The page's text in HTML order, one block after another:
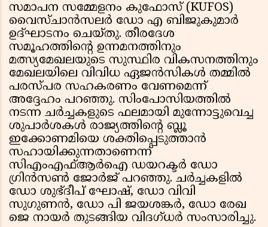
സമാപന സമ്മേളനം കുഫോസ് (KUFOS)
വൈസ്ചാൻസലർ ഡോ എ ബിജുകുമാർ
ഉദ്ഘാടനം ചെയ്തു. തീരദേശ
സമൂഹത്തിൻ്റെ ഉന്നമനത്തിനും
മത്സ്യമേഖലയുടെ സുസ്ഥിര വികസനത്തിനും
മേഖലയിലെ വിവിധ ഏജൻസികൾ തമ്മിൽ
പരസ്പര സഹകരണം വേണമെന്ന്
അദ്ദേഹം പറഞ്ഞു. സിംപോസിയത്തില്‍
നടന്ന ചർച്ചകളുടെ ഫലമായി മുന്നോട്ടുവെച്ച
ശുപാർശകൾ രാജ്യത്തിൻ്റെ ബ്ലൂ
ഇക്കോണമിയെ ശക്തിപ്പെടുത്താൻ
സഹായിക്കുന്നതാണെന്ന്
സിഎംഎഫ്ആർഐ ഡയറക്ടർ ഡോ
ഗ്രിൻസൺ ജോർജ് പറഞ്ഞു. ചർച്ചകളിൽ
ഡോ ശുഭ്ദീപ് ഘോഷ്, ഡോ വിവി
സുഗുണൻ, ഡോ പി ജയശങ്കർ, ഡോ രേഖ
ജെ നായർ തുടങ്ങിയ വിദഗ്ധർ സംസാരിച്ചു.